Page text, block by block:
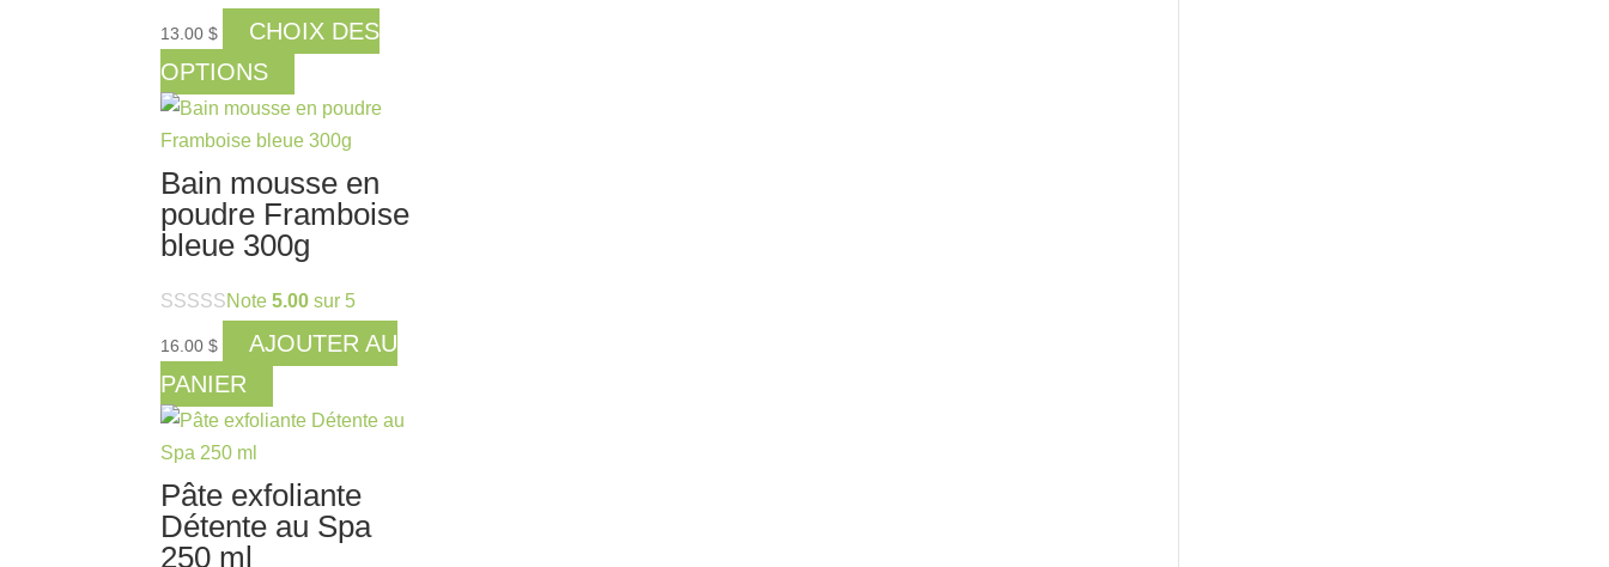
13.00$
CHOIX DES
OPTIONS
produit
variations.
Les
options
peuvent
être
choisies
la
du
produit
Bain mousse en
poudre Framboise
bleue 300g
Note5.00 sur 5
16.00$
AJOUTER AU
PANIER
Pâte exfoliante
Détente au Spa
250 ml